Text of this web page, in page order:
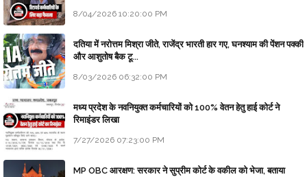
8/04/2026 10:20:00 PM
दतिया में नरोत्तम मिश्रा जीते, राजेंद्र भारती हार गए, घनश्याम की पेंशन पक्की
और आशुतोष बैक टू...
8/03/2026 06:32:00 PM
मध्य प्रदेश के नवनियुक्त कर्मचारियों को 100% वेतन हेतु हाई कोर्ट ने
रिमाइंडर लिखा
7/27/2026 07:23:00 PM
MP OBC आरक्षण: सरकार ने सुप्रीम कोर्ट के वकील को भेजा, बताया